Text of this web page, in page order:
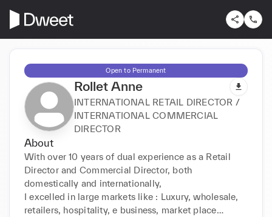
Open to Permanent
Rollet Anne
INTERNATIONAL RETAIL DIRECTOR /
INTERNATIONAL COMMERCIAL
DIRECTOR
About
With over 10 years of dual experience as a Retail
Director and Commercial Director, both
domestically and internationally,
I excelled in large markets like : Luxury, wholesale,
retailers, hospitality, e business, market place…